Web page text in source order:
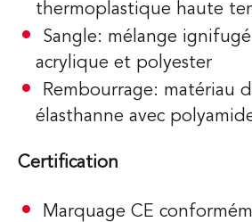
thermoplastique haute
Sangle: mélange
acrylique et polyester
Rembourrage: matériau
élasthanne avec
Certification
Marquage CE